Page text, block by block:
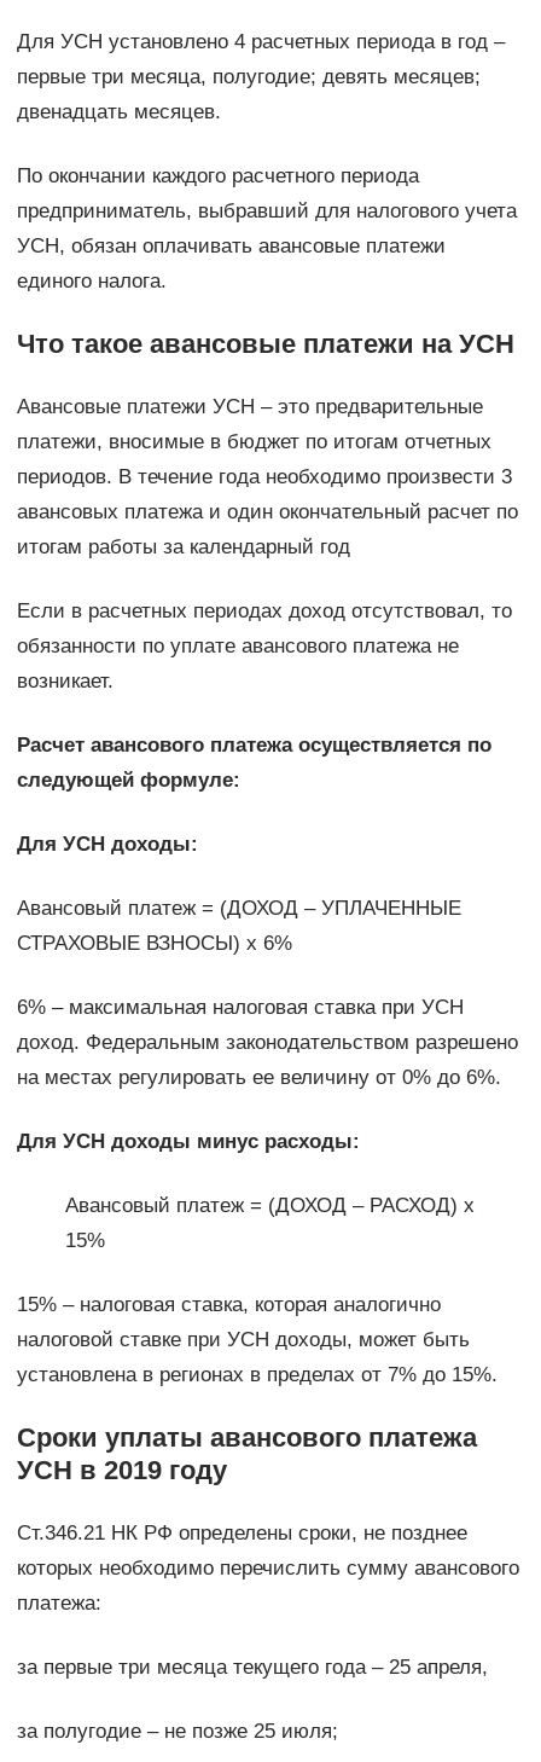
Для УСН установлено 4 расчетных периода в год –
первые три месяца, полугодие; девять месяцев;
двенадцать месяцев.
По окончании каждого расчетного периода
предприниматель, выбравший для налогового учета
УСН, обязан оплачивать авансовые платежи
единого налога.
Что такое авансовые платежи на УСН
Авансовые платежи УСН – это предварительные
платежи, вносимые в бюджет по итогам отчетных
периодов. В течение года необходимо произвести 3
авансовых платежа и один окончательный расчет по
итогам работы за календарный год
Если в расчетных периодах доход отсутствовал, то
обязанности по уплате авансового платежа не
возникает.
Расчет авансового платежа осуществляется по
следующей формуле:
Для УСН доходы:
Авансовый платеж = (ДОХОД – УПЛАЧЕННЫЕ
СТРАХОВЫЕ ВЗНОСЫ) х 6%
6% – максимальная налоговая ставка при УСН
доход. Федеральным законодательством разрешено
на местах регулировать ее величину от 0% до 6%.
Для УСН доходы минус расходы:
Авансовый платеж = (ДОХОД – РАСХОД) х
15%
15% – налоговая ставка, которая аналогично
налоговой ставке при УСН доходы, может быть
установлена в регионах в пределах от 7% до 15%.
Сроки уплаты авансового платежа
УСН в 2019 году
Ст.346.21 НК РФ определены сроки, не позднее
которых необходимо перечислить сумму авансового
платежа:
за первые три месяца текущего года – 25 апреля,
за полугодие – не позже 25 июля;